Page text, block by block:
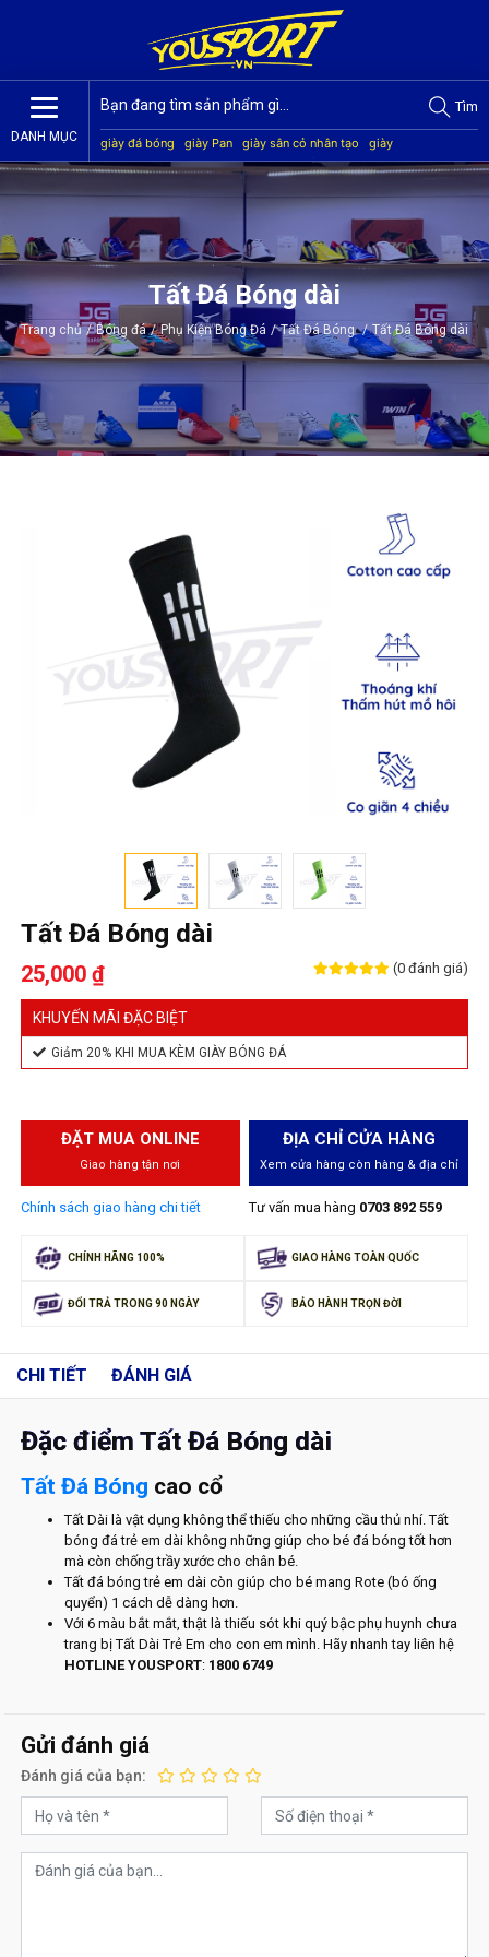
DANH MỤC
Tìm
giày đá bóng giày Pan giày sân cỏ nhân tạo
giày
Jogarbola
giày Mitre giày Akka quần áo bóng đá
giày
Tất Đá Bóng dài
Trang chủ / Bóng đá / Phụ Kiện Bóng Đá / Tất Đá Bóng / Tất Đá Bóng dài
Tất Đá Bóng dài
25,000 ₫ (0 đánh giá)
KHUYẾN MÃI ĐẶC BIỆT
Giảm 20% KHI MUA KÈM GIÀY BÓNG ĐÁ
ĐẶT MUA ONLINE
Giao hàng tận nơi
Chính sách giao hàng chi tiết
ĐỊA CHỈ CỬA HÀNG
Xem cửa hàng còn hàng & địa chỉ
Tư vấn mua hàng 0703 892 559
CHÍNH HÃNG 100% GIAO HÀNG TOÀN QUỐC
ĐỔI TRẢ TRONG 90 NGÀY BẢO HÀNH TRỌN ĐỜI
CHI TIẾT ĐÁNH GIÁ
Đặc điểm Tất Đá Bóng dài
Tất Đá Bóng cao cổ
Tất Dài là vật dụng không thể thiếu cho những cầu thủ nhí. Tất
bóng đá trẻ em dài không những giúp cho bé đá bóng tốt hơn
mà còn chống trầy xước cho chân bé.
Tất đá bóng trẻ em dài còn giúp cho bé mang Rote (bó ống
quyển) 1 cách dễ dàng hơn.
Với 6 màu bắt mắt, thật là thiếu sót khi quý bậc phụ huynh chưa
trang bị Tất Dài Trẻ Em cho con em mình. Hãy nhanh tay liên hệ
HOTLINE YOUSPORT: 1800 6749
Gửi đánh giá
Đánh giá của bạn: